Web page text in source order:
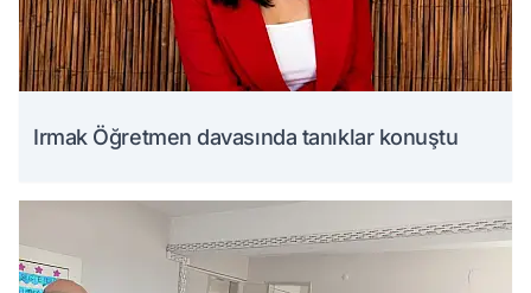
Irmak Öğretmen davasında tanıklar konuştu